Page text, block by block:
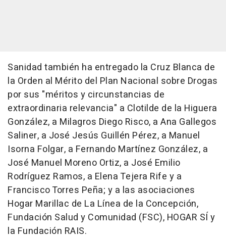
Sanidad también ha entregado la Cruz Blanca de
la Orden al Mérito del Plan Nacional sobre Drogas
por sus "méritos y circunstancias de
extraordinaria relevancia" a Clotilde de la Higuera
González, a Milagros Diego Risco, a Ana Gallegos
Saliner, a José Jesús Guillén Pérez, a Manuel
Isorna Folgar, a Fernando Martínez González, a
José Manuel Moreno Ortiz, a José Emilio
Rodríguez Ramos, a Elena Tejera Rife y a
Francisco Torres Peña; y a las asociaciones
Hogar Marillac de La Línea de la Concepción,
Fundación Salud y Comunidad (FSC), HOGAR SÍ y
la Fundación RAIS.